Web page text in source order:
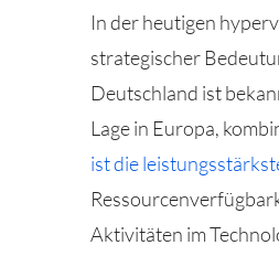
In der heutigen
strategischer
Deutschland ist
Lage in Europa,
ist die
Aktivitäten im